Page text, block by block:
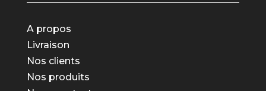
A propos
Livraison
Nos clients
Nos produits